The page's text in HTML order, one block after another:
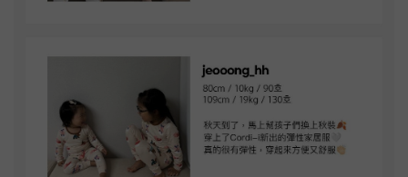
每次 Cordi-i 出新款式，就有許多韓國媽咪立刻幫家中寶貝們換
季～而且韓國媽咪們不但對他們家的衣服品質給予肯定，也對
Cordi-i 各種可愛的圖樣心花怒放、選擇困難～
這一點，相信各位媽咪們也深有體會吧XD